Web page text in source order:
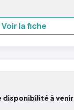
Voir la fiche
disponibilité à venir